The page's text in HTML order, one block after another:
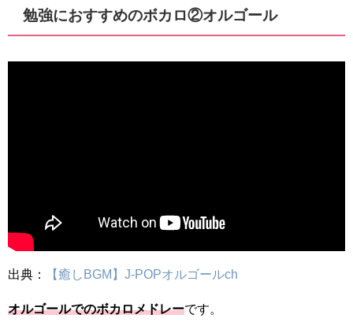
勉強におすすめのボカロ②オルゴール
出典： 【癒しBGM】J-POPオルゴールch
オルゴールでのボカロメドレーです。